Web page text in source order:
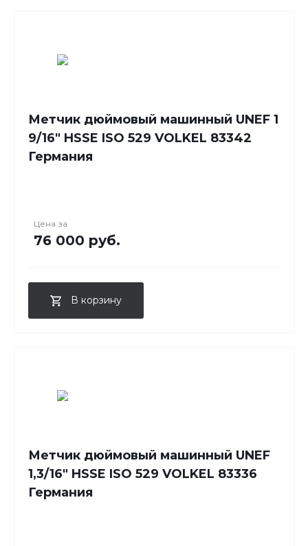
Метчик дюймовый машинный UNEF 1
9/16" HSSE ISO 529 VOLKEL 83342
Германия
Цена за
76 000 руб.
В корзину
Метчик дюймовый машинный UNEF
1,3/16" HSSE ISO 529 VOLKEL 83336
Германия